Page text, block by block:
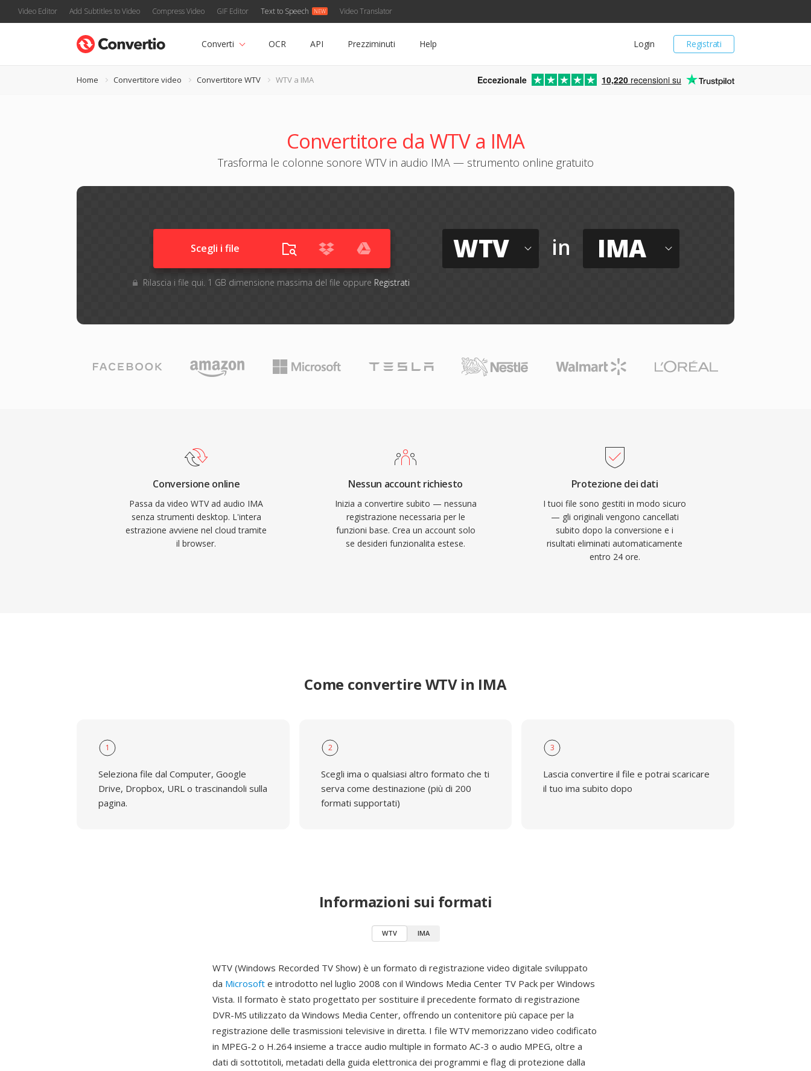
Video Editor Add Subtitles to Video Compress Video GIF Editor Text to Speech Video Translator
Registrati
Login
Converti OCR API Prezziminuti Help
Home Convertitore video Convertitore WTV WTV a IMA Eccezionale 10,220 recensioni su
Convertitore da WTV a IMA
Trasforma le colonne sonore WTV in audio IMA — strumento online gratuito
Scegli i file
Rilascia i file qui. 1 GB dimensione massima del file oppure Registrati
WTV in IMA
Conversione online
Passa da video WTV ad audio IMA
senza strumenti desktop. L'intera
estrazione avviene nel cloud tramite
il browser.
Nessun account richiesto
Inizia a convertire subito — nessuna
registrazione necessaria per le
funzioni base. Crea un account solo
se desideri funzionalita estese.
Protezione dei dati
I tuoi file sono gestiti in modo sicuro
— gli originali vengono cancellati
subito dopo la conversione e i
risultati eliminati automaticamente
entro 24 ore.
Come convertire WTV in IMA
1
Seleziona file dal Computer, Google
Drive, Dropbox, URL o trascinandoli sulla
pagina.
2
Scegli ima o qualsiasi altro formato che ti
serva come destinazione (più di 200
formati supportati)
3
Lascia convertire il file e potrai scaricare
il tuo ima subito dopo
Informazioni sui formati
WTV IMA
WTV (Windows Recorded TV Show) è un formato di registrazione video digitale sviluppato
da Microsoft e introdotto nel luglio 2008 con il Windows Media Center TV Pack per Windows
Vista. Il formato è stato progettato per sostituire il precedente formato di registrazione
DVR-MS utilizzato da Windows Media Center, offrendo un contenitore più capace per la
registrazione delle trasmissioni televisive in diretta. I file WTV memorizzano video codificato
in MPEG-2 o H.264 insieme a tracce audio multiple in formato AC-3 o audio MPEG, oltre a
dati di sottotitoli, metadati della guida elettronica dei programmi e flag di protezione dalla